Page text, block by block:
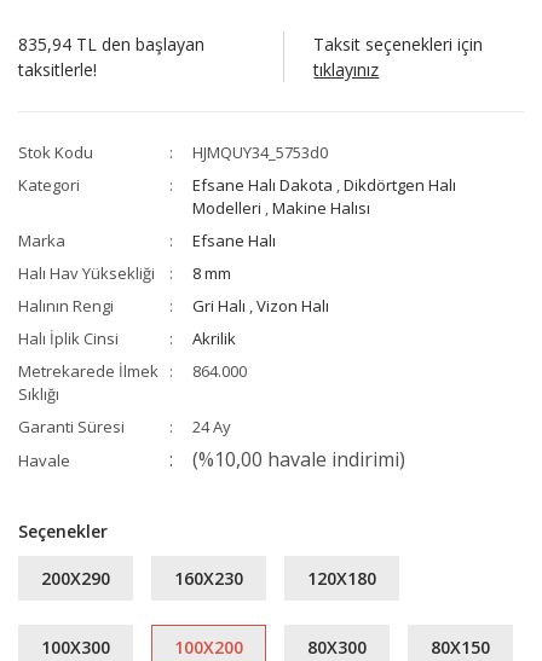
835,94 TL den başlayan
taksitlerle!
Taksit seçenekleri için
tıklayınız
Stok Kodu
HJMQUY34_5753d0
Kategori
Efsane Halı Dakota ,Dikdörtgen Halı
Modelleri ,Makine Halısı
Marka
Efsane Halı
Halı Hav Yüksekliği
8 mm
Halının Rengi
Gri Halı ,Vizon Halı
Halı İplik Cinsi
Akrilik
Metrekarede İlmek
Sıklığı
864.000
Garanti Süresi
24 Ay
Havale
(%10,00 havale indirimi)
Seçenekler
200X290 160X230 120X180
100X300 100X200 80X300 80X150